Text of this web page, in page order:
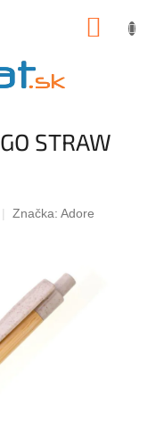
STRAW
Značka: Adore